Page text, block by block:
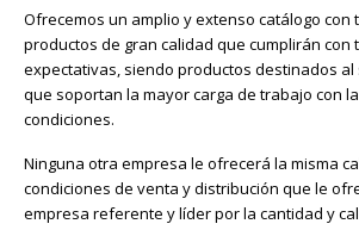
Ofrecemos un amplio y extenso catálogo con
productos de gran calidad que cumplirán con
expectativas, siendo productos destinados
que soportan la mayor carga de trabajo con
condiciones.
Ninguna otra empresa le ofrecerá la misma
condiciones de venta y distribución que le
empresa referente y líder por la cantidad y